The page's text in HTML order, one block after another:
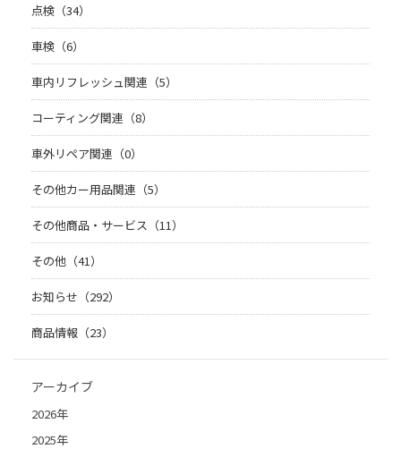
点検（34）
車検（6）
車内リフレッシュ関連（5）
コーティング関連（8）
車外リペア関連（0）
その他カー用品関連（5）
その他商品・サービス（11）
その他（41）
お知らせ（292）
商品情報（23）
アーカイブ
2026年
2025年